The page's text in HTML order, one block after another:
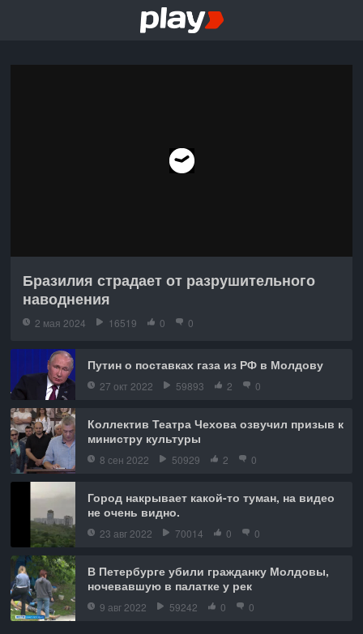
Бразилия страдает от разрушительного
наводнения
2 мая 2024 16519 0 0
Путин о поставках газа из РФ в Молдову
27 окт 2022 59893 2 0
Коллектив Театра Чехова озвучил призыв к
министру культуры
8 сен 2022 50929 2 0
Город накрывает какой-то туман, на видео
не очень видно.
23 авг 2022 70014 0 0
В Петербурге убили гражданку Молдовы,
ночевавшую в палатке у рек
9 авг 2022 59242 0 0